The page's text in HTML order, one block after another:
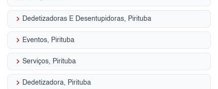
keyboard_arrow_right Dedetizadoras E Desentupidoras, Pirituba
keyboard_arrow_right Eventos, Pirituba
keyboard_arrow_right Serviços, Pirituba
keyboard_arrow_right Dedetizadora, Pirituba